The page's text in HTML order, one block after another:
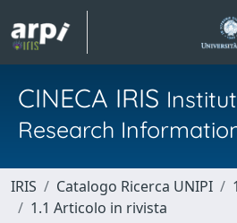
CINECA IRIS
Research
IRIS Catalogo Ricerca UNIPI
1.1 Articolo in rivista